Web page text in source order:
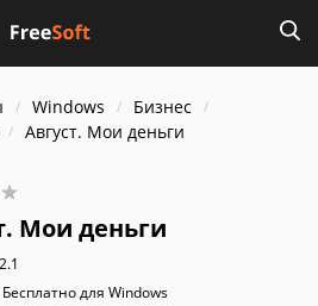
Windows
Бизнес
Август. Мои деньги
Мои деньги
Бесплатно для Windows